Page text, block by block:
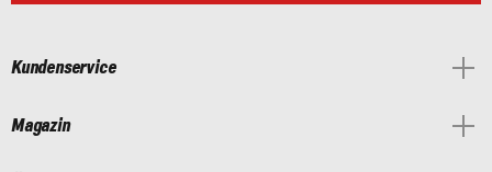
Kundenservice
Magazin